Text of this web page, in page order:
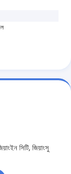
সিটি, জিয়াংসু